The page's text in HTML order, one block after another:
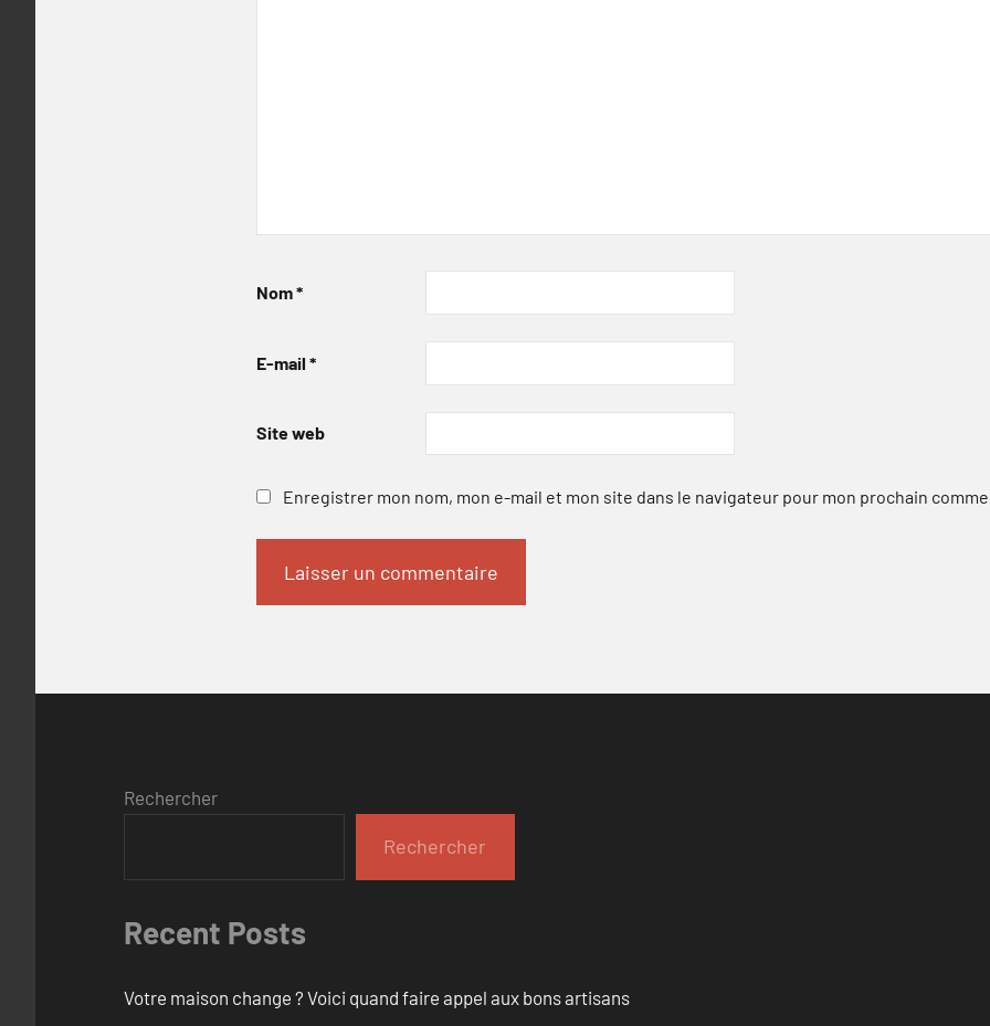
Nom*
E-mail *
Site web
Enregistrer mon nom, mon e-mail et mon site dans le navigateur pour mon prochain
Rechercher
Rechercher
Recent Posts
Votre maison change ? Voici quand faire appel aux bons artisans